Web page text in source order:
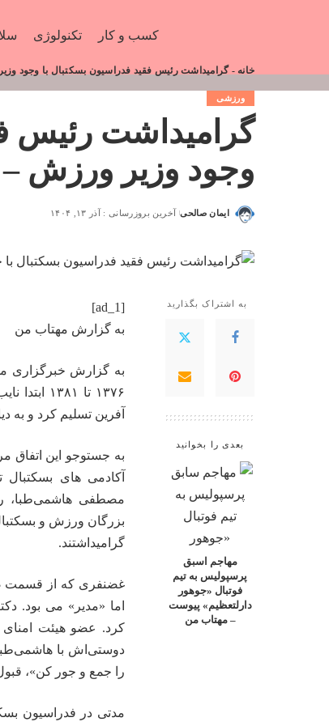
کسب و کار تکنولوژی
خانه -گرامیداشت رئیس فقید فدراسیون بسکتبال با وجود
ورزشی
گرامیداشت رئیس
وجود وزیر ورزش
ایمان صالحی آخرین بروزرسانی : آذر ۱۳, ۱۴۰۴
به اشتراک بگذارید
بعدی را بخوانید
مهاجم اسبق
پرسپولیس به تیم
فوتبال «جوهور
دارلتعظیم» پیوست
– مهتاب من
[ad_1]
به گزارش مهتاب من
به گزارش خبرگزاری
آفرین تسلیم کرد و به
به جستوجو این اتفاق
آکادمی های
مصطفی هاشمی‌طبا،
بزرگان ورزش و
گرامیداشتند.
غضنفری که از قسمت
اما «مدیر» می بود.
کرد. عضو هیئت
دوستی‌اش با
را جمع و جور کن»،